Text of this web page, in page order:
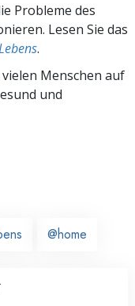
Probleme des
Lesen Sie das
.
Menschen auf
und
@home